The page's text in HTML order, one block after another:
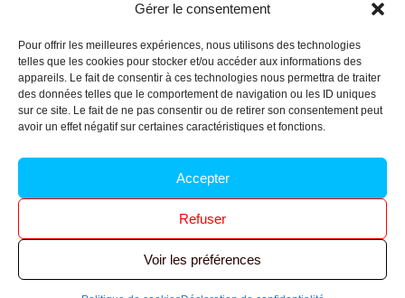
Gérer le consentement
Pour offrir les meilleures expériences, nous utilisons des technologies
telles que les cookies pour stocker et/ou accéder aux informations des
appareils. Le fait de consentir à ces technologies nous permettra de traiter
des données telles que le comportement de navigation ou les ID uniques
sur ce site. Le fait de ne pas consentir ou de retirer son consentement peut
avoir un effet négatif sur certaines caractéristiques et fonctions.
Accepter
Refuser
Voir les préférences
Archives n-6
Politique de confidentialité–
Réalisé parl’agence Ouacom
© 2026 FNIC CGT – Tous droits réservés.